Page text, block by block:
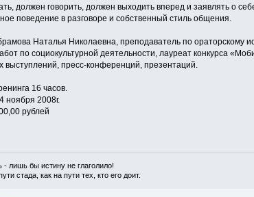
должен говорить, должен выходить вперед и заявлять о
поведение в разговоре и собственный стиль общения.
Наталья Николаевна, преподаватель по ораторскому
по социокультурной деятельности, лауреат конкурса
выступлений, пресс-конференций, презентаций.
16 часов.
ноября 2008г.
рублей
лишь бы истину не глаголило!
стада, как на пути тех, кто его доит.